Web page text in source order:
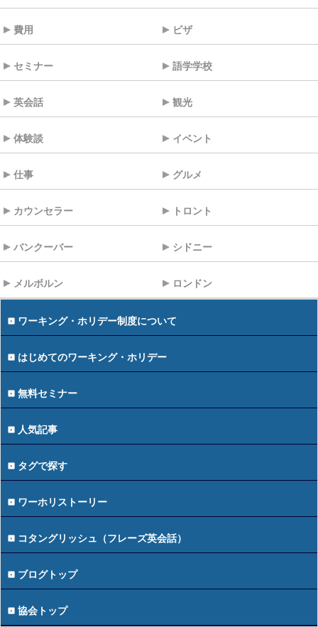
費用 ビザ
セミナー 語学学校
英会話 観光
体験談 イベント
仕事 グルメ
カウンセラー トロント
バンクーバー シドニー
メルボルン ロンドン
ワーキング・ホリデー制度について
はじめてのワーキング・ホリデー
無料セミナー
人気記事
タグで探す
ワーホリストーリー
コタングリッシュ（フレーズ英会話）
ブログトップ
協会トップ